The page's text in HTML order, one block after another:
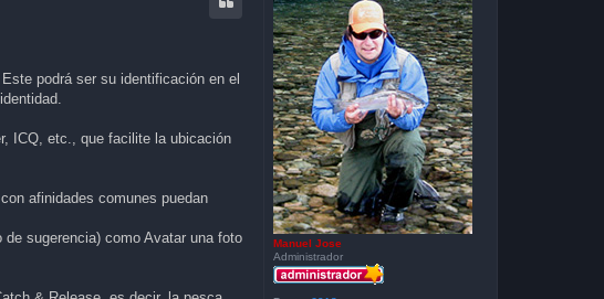
Manuel Jose
Administrador
podrá ser su identificación en el
ICQ, etc., que facilite la ubicación
afinidades comunes puedan
sugerencia) como Avatar una foto